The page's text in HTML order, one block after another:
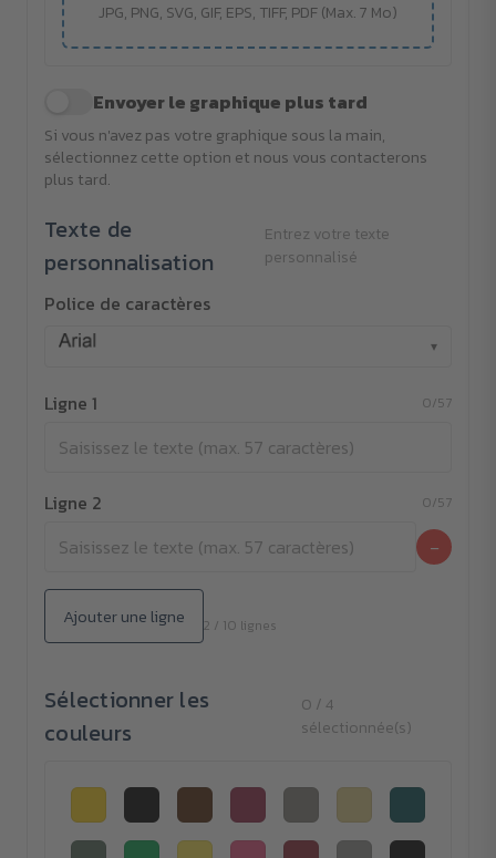
JPG, PNG, SVG, GIF, EPS, TIFF, PDF (Max. 7 Mo)
Envoyer le graphique plus tard
Si vous n'avez pas votre graphique sous la main,
sélectionnez cette option et nous vous contacterons
plus tard.
Texte de
personnalisation
Entrez votre texte
personnalisé
Police de caractères
▾
Ligne 1 0/57
Ligne 2 0/57
−
Ajouter une ligne 2 / 10 lignes
Sélectionner les
couleurs
0 / 4
sélectionnée(s)